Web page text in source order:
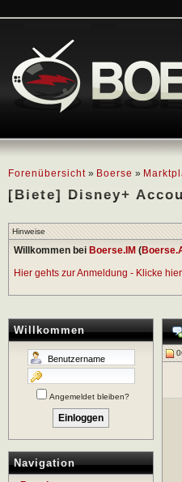
Forenübersicht » Boerse »
[Biete] Disney+
Hinweise
Willkommen bei Boerse.IM (
Hier gehts zur Anmeldung - Klicke
Willkommen
Angemeldet bleiben?
Navigation